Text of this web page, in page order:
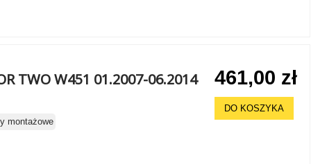
TWO W451 01.2007-06.2014
montażowe
461,00 zł
DO KOSZYKA